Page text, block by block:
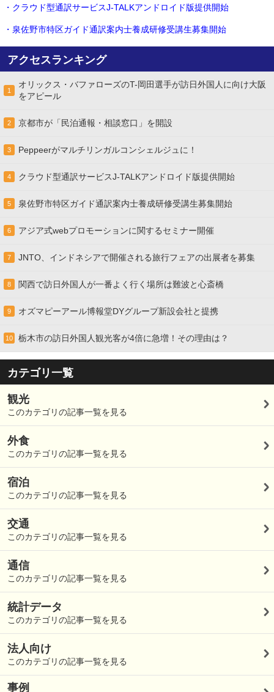
・クラウド型通訳サービスJ-TALKアンドロイド版提供開始
・泉佐野市特区ガイド通訳案内士養成研修受講生募集開始
アクセスランキング
1
オリックス・バファローズのT-岡田選手が訪日外国人に向け大阪
をアピール
2 京都市が「民泊通報・相談窓口」を開設
3 Peppeerがマルチリンガルコンシェルジュに！
4 クラウド型通訳サービスJ-TALKアンドロイド版提供開始
5 泉佐野市特区ガイド通訳案内士養成研修受講生募集開始
6 アジア式webプロモーションに関するセミナー開催
7 JNTO、インドネシアで開催される旅行フェアの出展者を募集
8 関西で訪日外国人が一番よく行く場所は難波と心斎橋
9 オズマピーアール博報堂DYグループ新設会社と提携
10 栃木市の訪日外国人観光客が4倍に急増！その理由は？
カテゴリ一覧
観光
このカテゴリの記事一覧を見る
外食
このカテゴリの記事一覧を見る
宿泊
このカテゴリの記事一覧を見る
交通
このカテゴリの記事一覧を見る
通信
このカテゴリの記事一覧を見る
統計データ
このカテゴリの記事一覧を見る
法人向け
このカテゴリの記事一覧を見る
事例